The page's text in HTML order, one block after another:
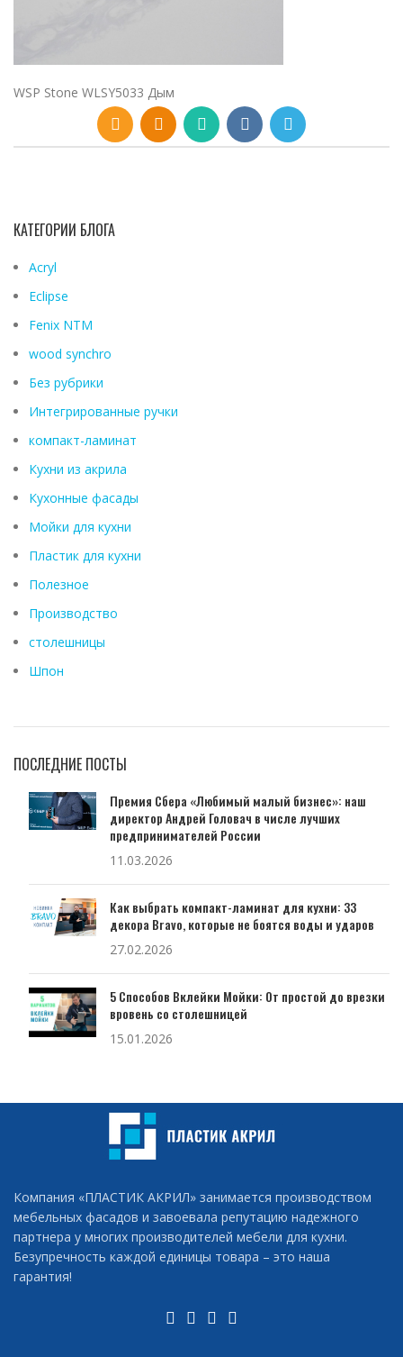
WSP Stone WLSY5033 Дым
КАТЕГОРИИ БЛОГА
Acryl
Eclipse
Fenix ​​NTM
wood synchro
Без рубрики
Интегрированные ручки
компакт-ламинат
Кухни из акрила
Кухонные фасады
Мойки для кухни
Пластик для кухни
Полезное
Производство
столешницы
Шпон
ПОСЛЕДНИЕ ПОСТЫ
Премия Сбера «Любимый малый бизнес»: наш
директор Андрей Головач в числе лучших
предпринимателей России
11.03.2026
Как выбрать компакт-ламинат для кухни: 33
декора Bravo, которые не боятся воды и ударов
27.02.2026
5 Способов Вклейки Мойки: От простой до врезки
вровень со столешницей
15.01.2026
Компания «ПЛАСТИК АКРИЛ» занимается производством
мебельных фасадов и завоевала репутацию надежного
партнера у многих производителей мебели для кухни.
Безупречность каждой единицы товара – это наша
гарантия!